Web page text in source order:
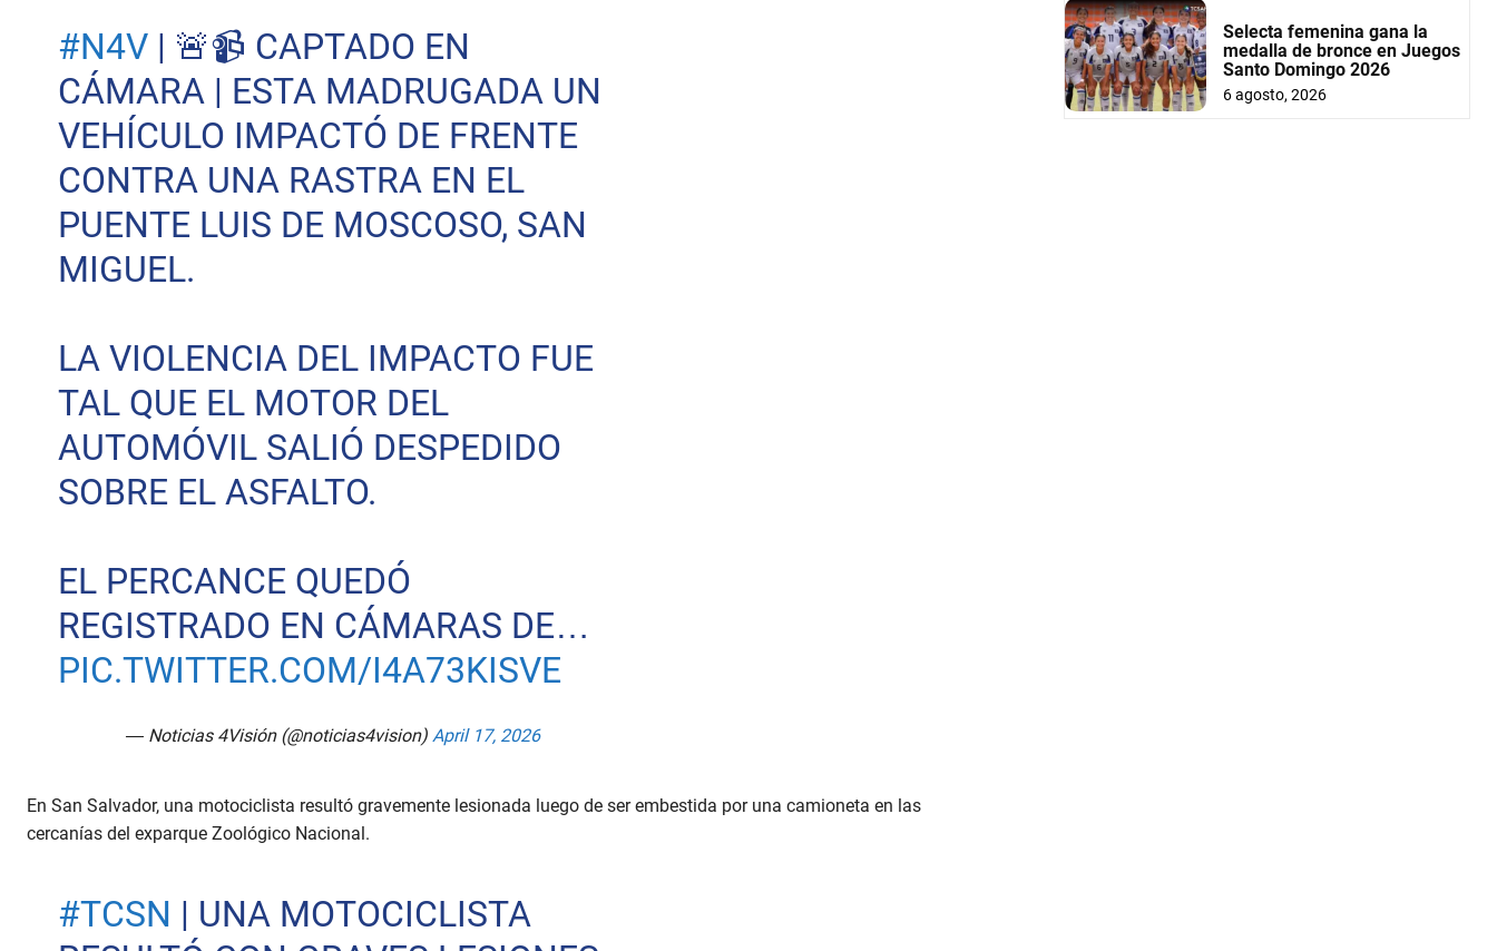
#N4V| 🚨📹 CAPTADO EN
CÁMARA | ESTA MADRUGADA UN
VEHÍCULO IMPACTÓ DE FRENTE
CONTRA UNA RASTRA EN EL
PUENTE LUIS DE MOSCOSO, SAN
MIGUEL.
LA VIOLENCIA DEL IMPACTO FUE
TAL QUE EL MOTOR DEL
AUTOMÓVIL SALIÓ DESPEDIDO
SOBRE EL ASFALTO.
EL PERCANCE QUEDÓ
REGISTRADO EN CÁMARAS DE…
PIC.TWITTER.COM/I4A73KISVE
— Noticias 4Visión (@noticias4vision) April 17, 2026
En San Salvador, una motociclista resultó gravemente lesionada luego de ser embestida por una camioneta en las
cercanías del exparque Zoológico Nacional.
#TCSN | UNA MOTOCICLISTA
Selecta femenina gana la
medalla de bronce en Juegos
Santo Domingo 2026
6 agosto, 2026